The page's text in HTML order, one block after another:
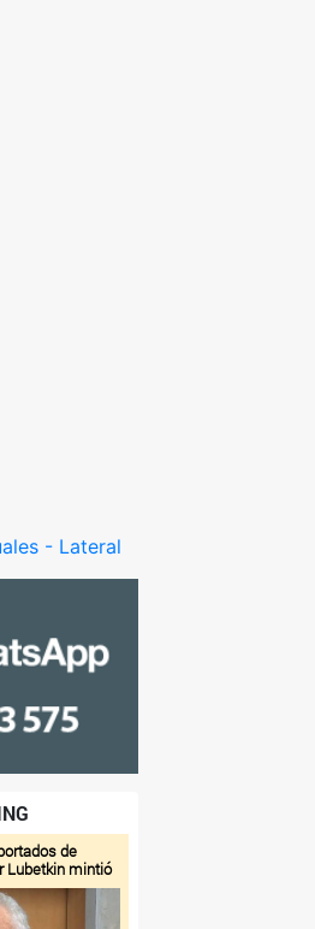
de
Lubetkin mintió